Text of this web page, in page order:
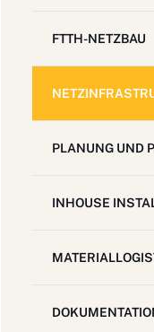
FTTH-NETZBAU
PLANUNG UND
INHOUSE